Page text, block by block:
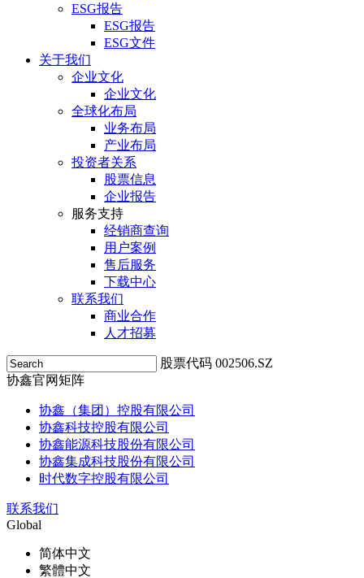
ESG报告
ESG报告
ESG文件
关于我们
企业文化
企业文化
全球化布局
业务布局
产业布局
投资者关系
股票信息
企业报告
服务支持
经销商查询
用户案例
售后服务
下载中心
联系我们
商业合作
人才招募
股票代码 002506.SZ
协鑫官网矩阵
协鑫（集团）控股有限公司
协鑫科技控股有限公司
协鑫能源科技股份有限公司
协鑫集成科技股份有限公司
时代数字控股有限公司
联系我们
Global
简体中文
繁體中文